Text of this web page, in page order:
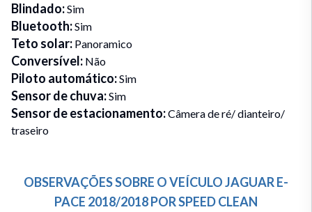
Blindado:Sim
Bluetooth:Sim
Teto solar: Panoramico
Conversível: Não
Piloto automático:Sim
Sensor de chuva:Sim
Sensor de estacionamento:Câmera de ré/ dianteiro/
traseiro
OBSERVAÇÕES SOBRE O VEÍCULOJAGUARE-
PACE 2018/2018PORSPEED CLEAN